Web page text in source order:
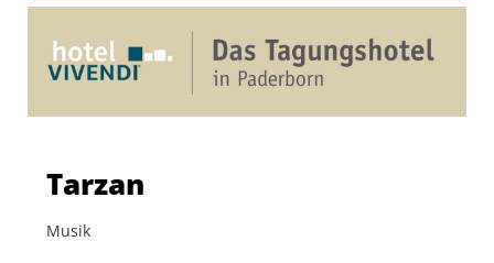
Tarzan
Musik